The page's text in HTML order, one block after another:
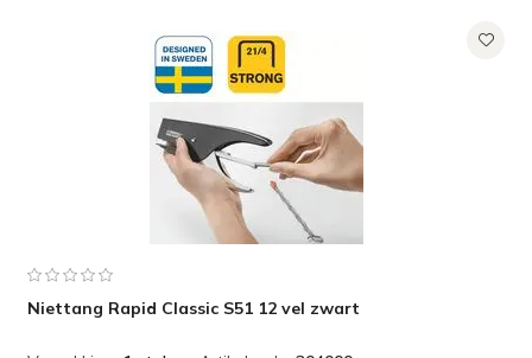
Niettang Rapid Classic S51 12 vel zwart